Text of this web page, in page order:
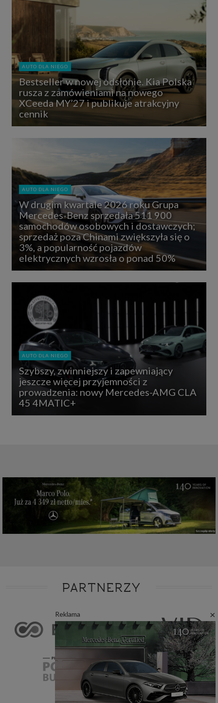
Reklama ×
AUTO DLA NIEGO
Bestseller w nowej odsłonie. Kia Polska
rusza z zamówieniami na nowego
XCeeda MY’27 i publikuje atrakcyjny
cennik
AUTO DLA NIEGO
W drugim kwartale 2026 roku Grupa
Mercedes-Benz sprzedała 511 900
samochodów osobowych i dostawczych;
sprzedaż poza Chinami zwiększyła się o
3%, a popularność pojazdów
elektrycznych wzrosła o ponad 50%
AUTO DLA NIEGO
Szybszy, zwinniejszy i zapewniający
jeszcze więcej przyjemności z
prowadzenia: nowy Mercedes-AMG CLA
45 4MATIC+
PARTNERZY